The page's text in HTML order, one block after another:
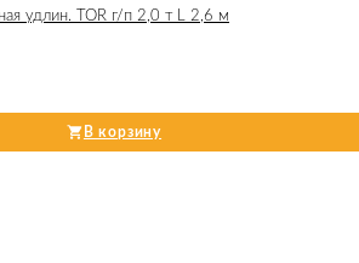
удлин. TOR г/п 2,0 т L 2,6 м
В корзину